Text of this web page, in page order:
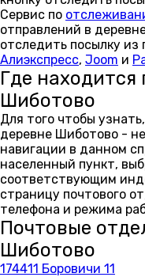
Сервис по
отправлений в
отследить посылку из
Алиэкспресс, Joom и
Где находится
Шиботово
Для того чтобы
деревне Шиботово -
навигации в данном
населенный пункт,
соответствующим
страницу почтового
телефона и режима
Почтовые
Шиботово
174411 Боровичи 11